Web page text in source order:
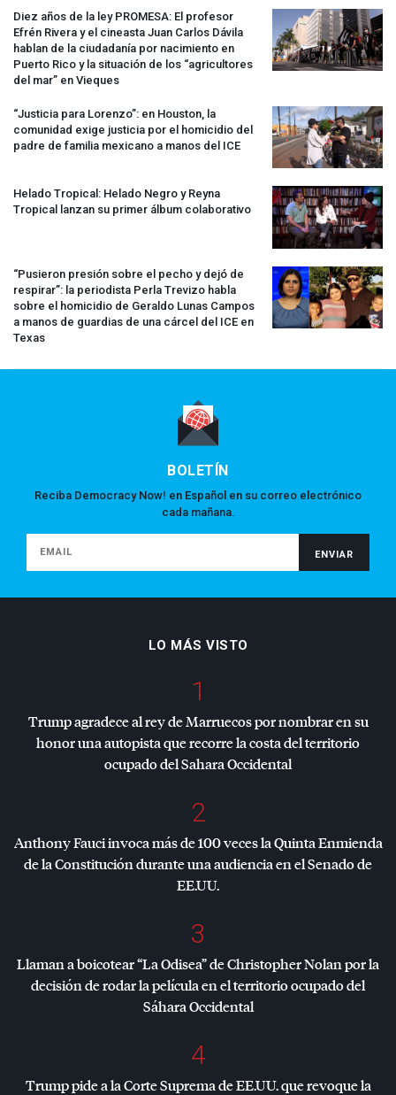
Diez años de la ley PROMESA: El profesor
Efrén Rivera y el cineasta Juan Carlos Dávila
hablan de la ciudadanía por nacimiento en
Puerto Rico y la situación de los “agricultores
del mar” en Vieques
“Justicia para Lorenzo”: en Houston, la
comunidad exige justicia por el homicidio del
padre de familia mexicano a manos del ICE
Helado Tropical: Helado Negro y Reyna
Tropical lanzan su primer álbum colaborativo
“Pusieron presión sobre el pecho y dejó de
respirar”: la periodista Perla Trevizo habla
sobre el homicidio de Geraldo Lunas Campos
a manos de guardias de una cárcel del ICE en
Texas
BOLETÍN
Reciba Democracy Now! en Español en su correo electrónico
cada mañana.
LO MÁS VISTO
1
Trump agradece al rey de Marruecos por nombrar en su
honor una autopista que recorre la costa del territorio
ocupado del Sahara Occidental
2
Anthony Fauci invoca más de 100 veces la Quinta Enmienda
de la Constitución durante una audiencia en el Senado de
EE.UU.
3
Llaman a boicotear “La Odisea” de Christopher Nolan por la
decisión de rodar la película en el territorio ocupado del
Sáhara Occidental
4
Trump pide a la Corte Suprema de EE.UU. que revoque la